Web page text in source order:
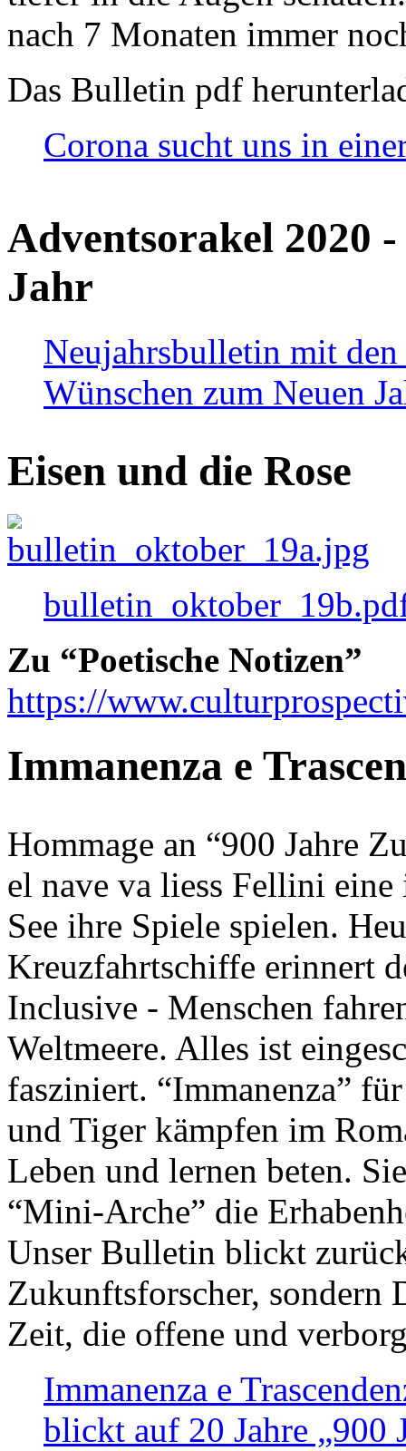
nach 7 Monaten immer
Das Bulletin pdf
Corona sucht uns in
Adventsorakel 2020
Jahr
Neujahrsbulletin mit den
Wünschen zum Neuen
Eisen und die Rose
Zu “Poetische Notizen”
https://
Immanenza e
Hommage an “900 Jahre
el nave va liess Fellini
See ihre Spiele spielen.
Kreuzfahrtschiffe erinnert
Inclusive - Menschen
Weltmeere. Alles ist
fasziniert. “Immanenza”
und Tiger kämpfen im
Leben und lernen beten.
“Mini-Arche” die
Unser Bulletin blickt
Zukunftsforscher, sondern
Zeit, die offene und
Immanenza e
blickt auf 20 Jahre „900